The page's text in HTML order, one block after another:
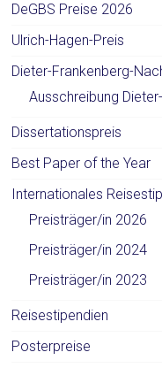
DeGBS Preise 2026
Ulrich-Hagen-Preis
Dieter-Frankenberg-
Ausschreibung
Dissertationspreis
Best Paper of the Year
Internationales
Preisträger/in 2026
Preisträger/in 2024
Preisträger/in 2023
Reisestipendien
Posterpreise